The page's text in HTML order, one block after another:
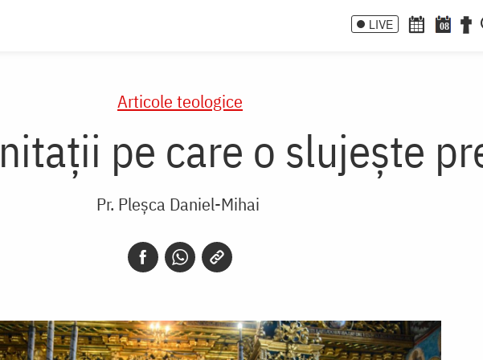
LIVE 08
Articole teologice
pe care o slujeşte
Pr. Pleşca Daniel-Mihai